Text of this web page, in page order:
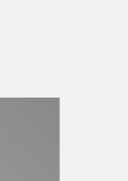
stratégiai
kiemelkedő